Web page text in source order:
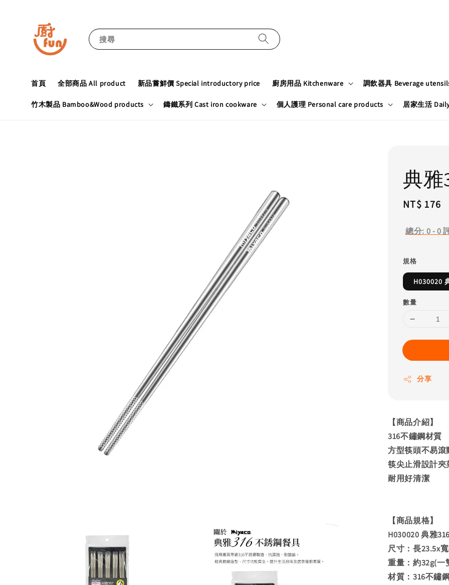
搜尋
首頁 全部商品 All product 新品嘗鮮價 Special introductory price 廚房用品 Kitchenware 調飲器具 Beverage
竹木製品 Bamboo&Wood products 鑄鐵系列 Cast iron cookware 個人護理 Personal care products 居家生活
典雅
Regular
NT$ 176
總分: 0-0
規格
H030020
數量
分享
【商品介紹】
316不鏽鋼材質
方型筷頭不易滾
筷尖止滑設計夾
耐用好清潔
【商品規格】
H030020 典雅
尺寸：長23.5x
重量：約32g(一
材質：316不鏽